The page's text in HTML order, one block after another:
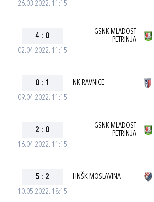
26.03.2022. 11:15
02.04.2022. 11:15
4 : 0
GSNK MLADOST
PETRINJA
09.04.2022. 11:15
0 : 1 NK RAVNICE
16.04.2022. 11:15
2 : 0
GSNK MLADOST
PETRINJA
10.05.2022. 18:15
5 : 2 HNŠK MOSLAVINA